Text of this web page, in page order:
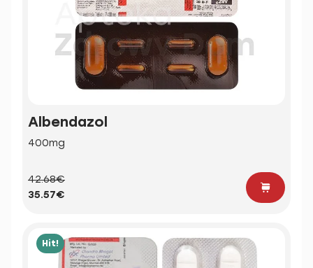
Albendazol
400mg
42.68€
35.57€
Hit!